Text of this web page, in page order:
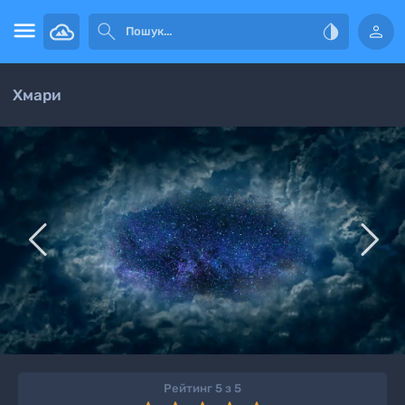
   
Хмари
 
Рейтинг 5 з 5